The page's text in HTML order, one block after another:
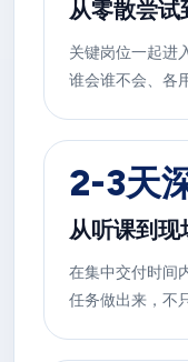
从零散尝试
关键岗位一起进
谁会谁不会、各
2-3天
从听课到现
在集中交付时间
任务做出来，不